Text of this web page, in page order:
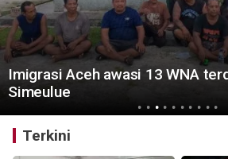
Imigrasi Aceh awasi 13 WNA
Simeulue
Terkini